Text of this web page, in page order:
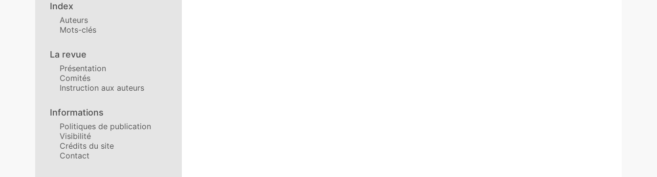
Index
Auteurs
Mots-clés
La revue
Présentation
Comités
Instruction aux auteurs
Informations
Politiques de publication
Visibilité
Crédits du site
Contact